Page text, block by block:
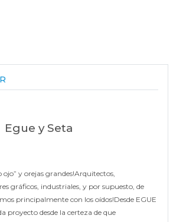
Egue y Seta
y orejas grandes!Arquitectos,
gráficos, industriales, y por supuesto, de
principalmente con los oídos!Desde EGUE
proyecto desde la certeza de que